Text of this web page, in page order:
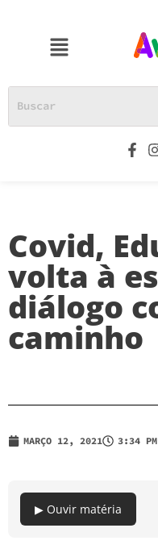
Covid,
volta à
diálogo
caminho
MARÇO 12, 2021 3:34 PM
▶ Ouvir matéria